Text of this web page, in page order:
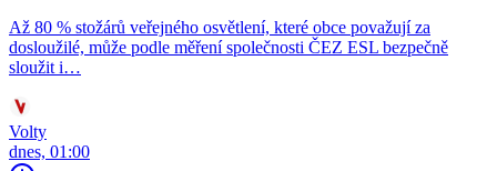
Až 80 % stožárů veřejného osvětlení, které obce považují za
dosloužilé, může podle měření společnosti ČEZ ESL bezpečně
sloužit i…
Volty
dnes, 01:00